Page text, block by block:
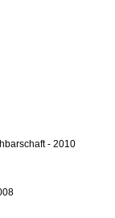
- 2010